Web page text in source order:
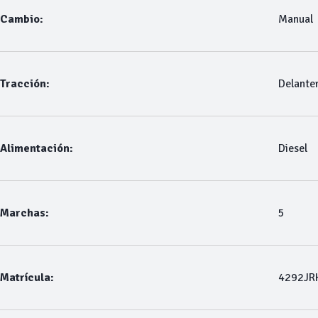
Cambio: Manual
Tracción:
Alimentación: Diesel
Marchas: 5
Matrícula: